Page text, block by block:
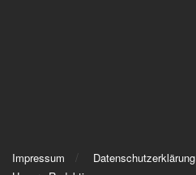
Impressum Datenschutzerklärung